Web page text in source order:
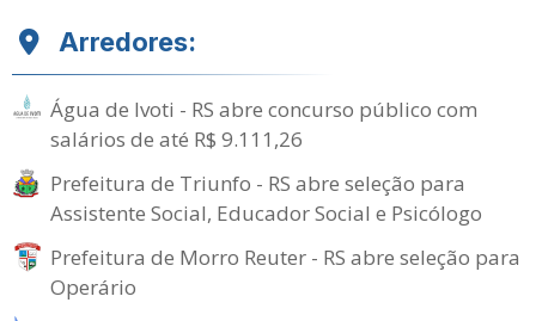
Arredores:
Água de Ivoti - RS abre concurso público com
salários de até R$ 9.111,26
Prefeitura de Triunfo - RS abre seleção para
Assistente Social, Educador Social e Psicólogo
Prefeitura de Morro Reuter - RS abre seleção para
Operário